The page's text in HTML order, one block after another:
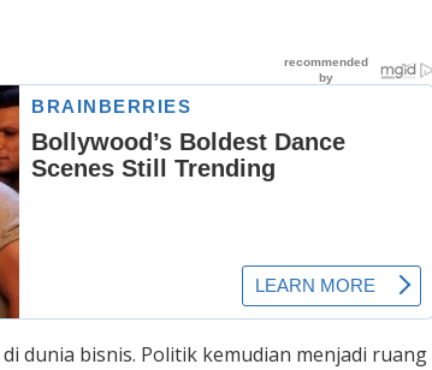
dunia bisnis. Politik kemudian menjadi ruang